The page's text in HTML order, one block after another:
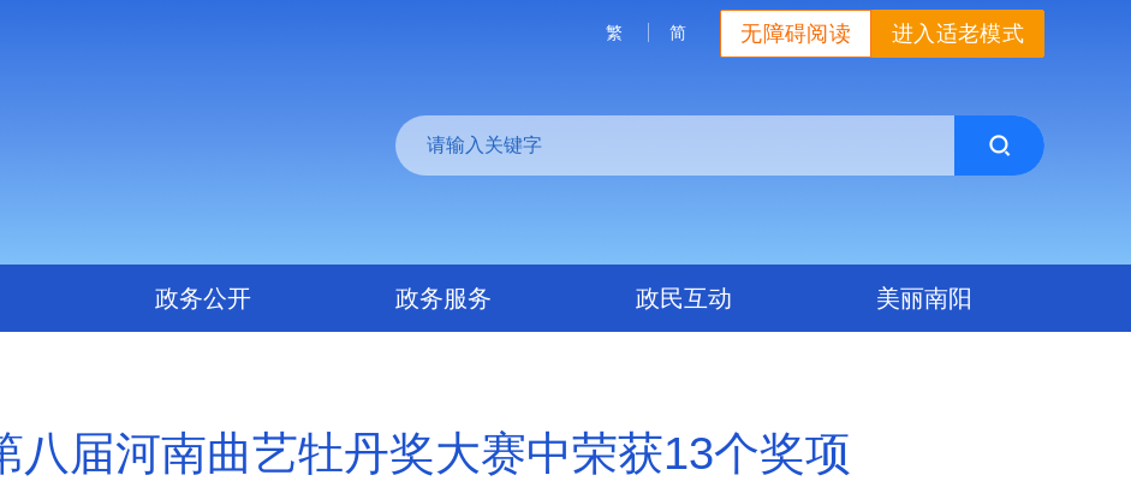
进入适老模式
无障碍阅读
繁 简
政务公开 政务服务 政民互动 美丽南阳
八届河南曲艺牡丹奖大赛中荣获13个奖项